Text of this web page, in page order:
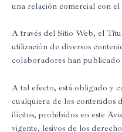
una relación comercial con
A través del Sitio Web, el
utilización de diversos
colaboradores han
A tal efecto, está obligado y
cualquiera de los contenidos
ilícitos, prohibidos en este
vigente, lesivos de los